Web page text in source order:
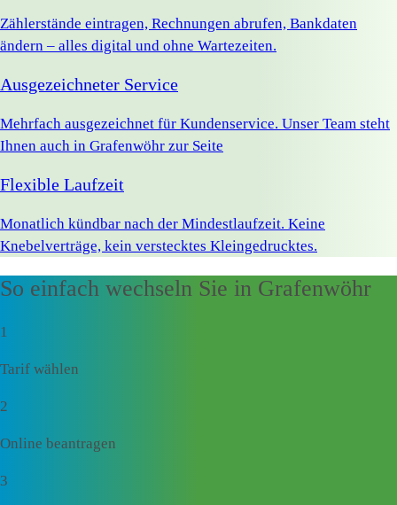
Zählerstände eintragen, Rechnungen abrufen, Bankdaten
ändern – alles digital und ohne Wartezeiten.
Ausgezeichneter Service
Mehrfach ausgezeichnet für Kundenservice. Unser Team steht
Ihnen auch in Grafenwöhr zur Seite
Flexible Laufzeit
Monatlich kündbar nach der Mindestlaufzeit. Keine
Knebelverträge, kein verstecktes Kleingedrucktes.
So einfach wechseln Sie in Grafenwöhr
1
Tarif wählen
2
Online beantragen
3